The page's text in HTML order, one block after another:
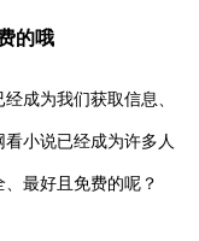
的哦
成为我们获取信息、
小说已经成为许多人
最好且免费的呢？